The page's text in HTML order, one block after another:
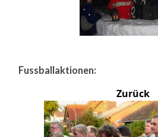
Fussballaktionen:
Zurück